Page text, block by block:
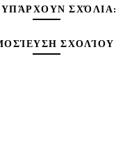
ΣΧΌΛΙΑ:
ΣΧΟΛΊΟΥ